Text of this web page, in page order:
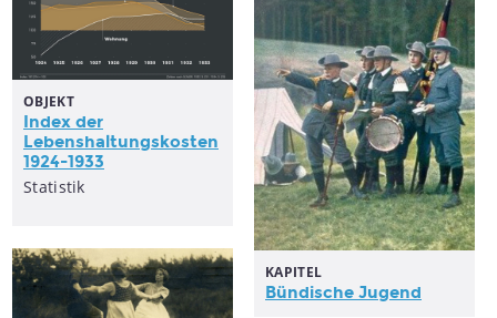
OBJEKT
Index der
Lebenshaltungskosten
1924-1933
Statistik
KAPITEL
Bündische Jugend